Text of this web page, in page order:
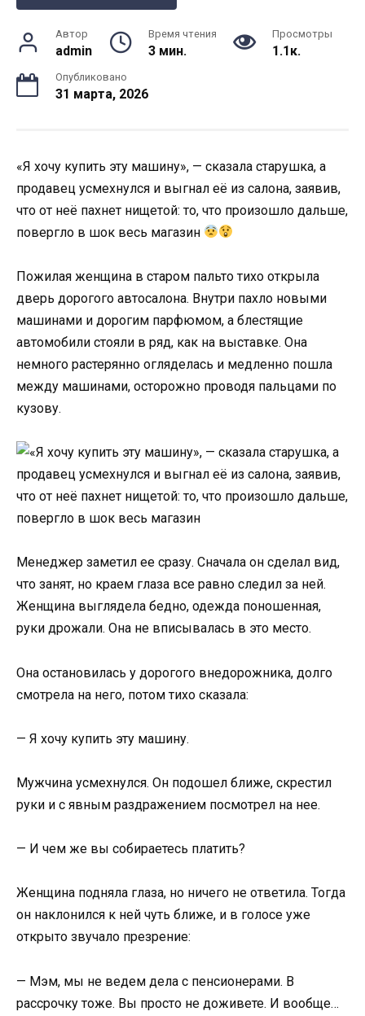
Автор
admin
Время чтения
3 мин.
Просмотры
1.1к.
Опубликовано
31 марта, 2026
«Я хочу купить эту машину», — сказала старушка, а
продавец усмехнулся и выгнал её из салона, заявив,
что от неё пахнет нищетой: то, что произошло дальше,
повергло в шок весь магазин
Пожилая женщина в старом пальто тихо открыла
дверь дорогого автосалона. Внутри пахло новыми
машинами и дорогим парфюмом, а блестящие
автомобили стояли в ряд, как на выставке. Она
немного растерянно огляделась и медленно пошла
между машинами, осторожно проводя пальцами по
кузову.
Менеджер заметил ее сразу. Сначала он сделал вид,
что занят, но краем глаза все равно следил за ней.
Женщина выглядела бедно, одежда поношенная,
руки дрожали. Она не вписывалась в это место.
Она остановилась у дорогого внедорожника, долго
смотрела на него, потом тихо сказала:
— Я хочу купить эту машину.
Мужчина усмехнулся. Он подошел ближе, скрестил
руки и с явным раздражением посмотрел на нее.
— И чем же вы собираетесь платить?
Женщина подняла глаза, но ничего не ответила. Тогда
он наклонился к ней чуть ближе, и в голосе уже
открыто звучало презрение:
— Мэм, мы не ведем дела с пенсионерами. В
рассрочку тоже. Вы просто не доживете. И вообще…